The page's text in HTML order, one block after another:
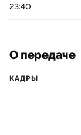
23:40
О передаче
КАДРЫ